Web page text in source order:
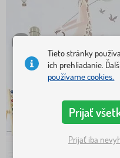
Tieto stránky
ich prehliadanie.
používame cookies.
Prijať
Prijať iba